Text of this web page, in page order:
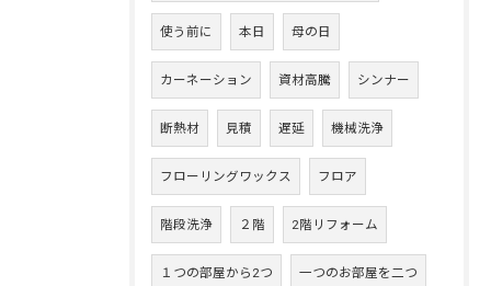
使う前に 本日 母の日
カーネーション 資材高騰 シンナー
断熱材 見積 遅延 機械洗浄
フローリングワックス フロア
階段洗浄 ２階 2階リフォーム
１つの部屋から2つ 一つのお部屋を二つ